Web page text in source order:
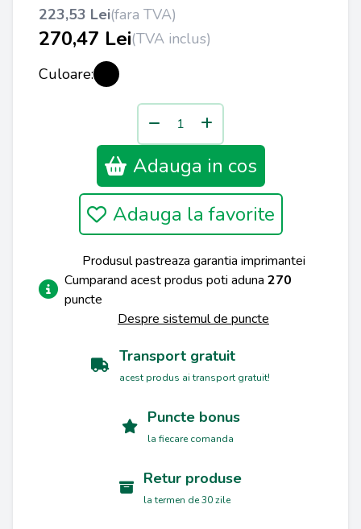
223,53 Lei(fara TVA)
270,47 Lei(TVA inclus)
Culoare:
Adauga in cos
Adauga la favorite
Produsul pastreaza garantia imprimantei
Cumparand acest produs poti aduna 270
puncte
Despre sistemul de puncte
Transport gratuit
acest produs ai transport gratuit!
Puncte bonus
la fiecare comanda
Retur produse
la termen de 30 zile